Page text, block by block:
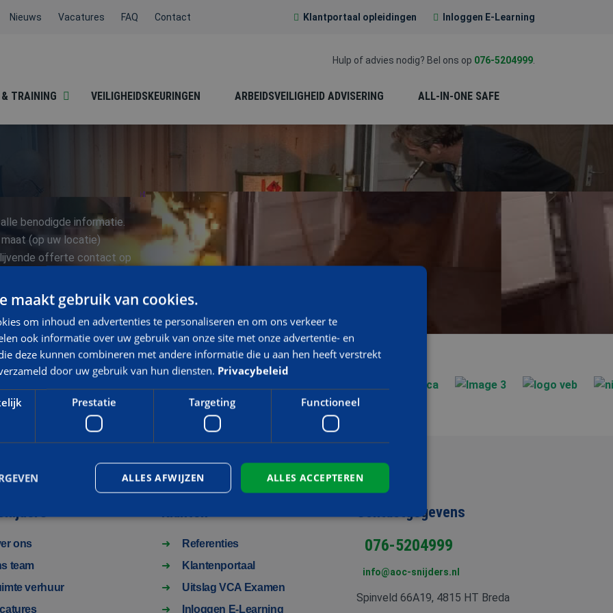
Nieuws Vacatures FAQ Contact Klantportaal opleidingen Inloggen E-Learning
Hulp of advies nodig? Bel ons op 076-5204999
TRAINING VEILIGHEIDSKEURINGEN ARBEIDSVEILIGHEID ADVISERING ALL-IN-ONE SAFE
EERSTE HULP (EHBO)
REACHTRUCK /
benodigde informatie.
(op uw locatie)
offerte contact op
ons
team
verhuur
Klanten
Referenties
Klantenportaal
Uitslag VCA Examen
Inloggen E-Learning
Contactgegevens
076-5204999
info@aoc-snijders.nl
Spinveld 66A19, 4815 HT Breda
maakt gebruik van cookies.
om inhoud en advertenties te personaliseren en om ons verkeer te
ook informatie over uw gebruik van onze site met onze advertentie- en
deze kunnen combineren met andere informatie die u aan hen heeft verstrekt
door uw gebruik van hun diensten. Privacybeleid
Prestatie Targeting Functioneel
ALLES ACCEPTEREN
ALLES AFWIJZEN
Targeting Functioneel
maken de kernfunctionaliteiten van de website mogelijk, zoals gebruikersaanmelding en
kan niet goed worden gebruikt zonder de strikt noodzakelijke cookies.
Omschrijving